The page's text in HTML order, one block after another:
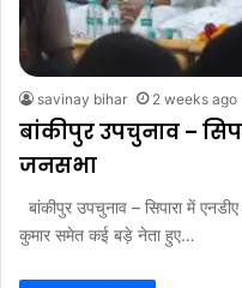
savinay bihar 2 weeks ago
बांकीपुर उपचुनाव –
जनसभा
बांकीपुर उपचुनाव – सिपारा में
कुमार समेत कई बड़े नेता हुए…